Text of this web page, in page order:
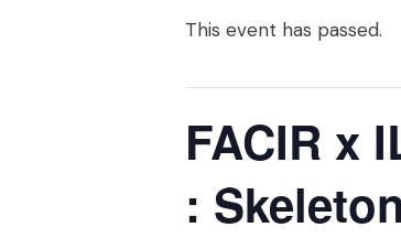
This event has passed.
FACIR x
: